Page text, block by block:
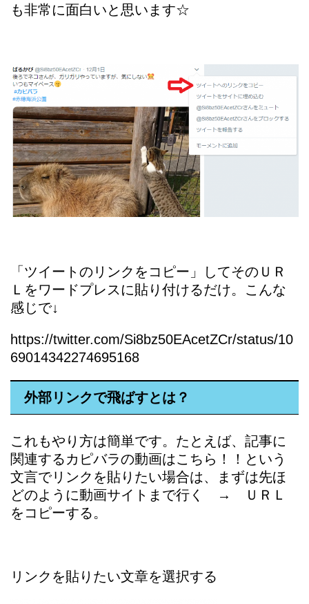
も非常に面白いと思います☆
「ツイートのリンクをコピー」してそのＵＲ
Ｌをワードプレスに貼り付けるだけ。こんな
感じで↓
https://twitter.com/Si8bz50EAcetZCr/status/10
69014342274695168
外部リンクで飛ばすとは？
これもやり方は簡単です。たとえば、記事に
関連するカピバラの動画はこちら！！という
文言でリンクを貼りたい場合は、まずは先ほ
どのように動画サイトまで行く → ＵＲＬ
をコピーする。
リンクを貼りたい文章を選択する